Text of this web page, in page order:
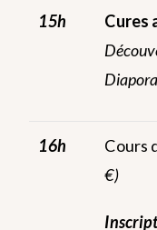
15h
Cures
16h Cours
€)